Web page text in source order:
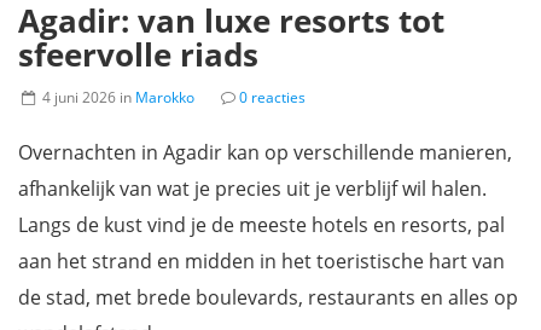
Agadir: van luxe resorts tot
sfeervolle riads
4 juni 2026 in Marokko 0 reacties
Overnachten in Agadir kan op verschillende manieren,
afhankelijk van wat je precies uit je verblijf wil halen.
Langs de kust vind je de meeste hotels en resorts, pal
aan het strand en midden in het toeristische hart van
de stad, met brede boulevards, restaurants en alles op